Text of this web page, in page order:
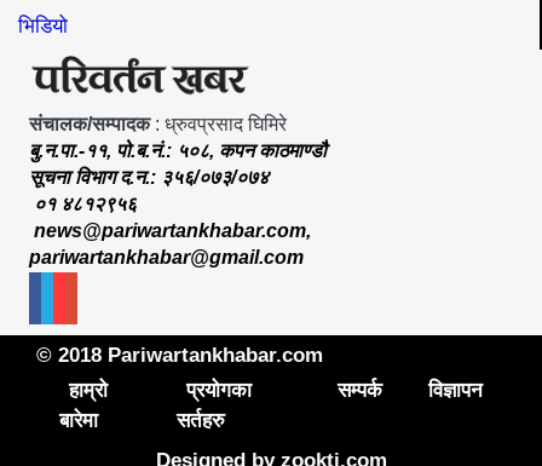
भिडियो
संचालक/सम्पादक: ध्रुवप्रसाद घिमिरे
बु.न.पा.-११, पो.ब.नं.: ५०८, कपन काठमाण्डौ
सूचना विभाग द.न.: ३५६/०७३/०७४
०१ ४८१२९५६
news@pariwartankhabar.com,
pariwartankhabar@gmail.com
© 2018 Pariwartankhabar.com
हाम्रो
बारेमा
प्रयोगका
सर्तहरु
सम्पर्क विज्ञापन
Designed by zookti.com